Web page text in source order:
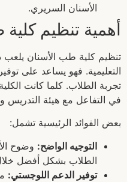
الأسنان السريري.
أهمية تنظيم
تنظيم كلية طب الأسنان يلعب
التعليمية. فهو يساعد على
تجربة الطلاب. كلما كانت
في التفاعل مع هيئة التدريس
بعض الفوائد الرئيسية تشمل:
التوجيه الواضح: وضوح
الطلاب بشكل أفضل
توفير الدعم اللوجستي: